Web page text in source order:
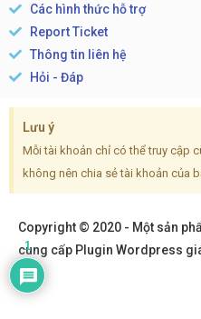
Các hình thức hỗ trợ
Report Ticket
Thông tin liên hệ
Hỏi - Đáp
Lưu ý
Mỗi tài khoản chỉ có thể truy cập
không nên chia sẻ tài khoản của
Copyright © 2020 - Một sản
cung cấp Plugin Wordpress
1